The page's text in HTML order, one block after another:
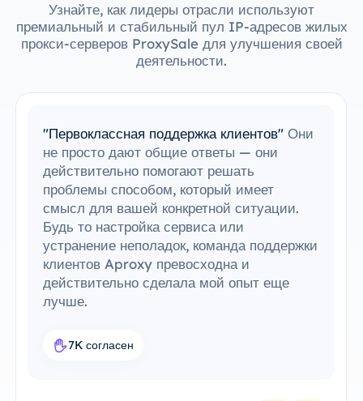
Узнайте, как лидеры отрасли используют
премиальный и стабильный пул IP-адресов жилых
прокси-серверов ProxySale для улучшения своей
деятельности.
"Простая интеграция с моими
инструментами"Мне удалось с легкостью
интегрировать ProxySale в мою
существующую настройку. Процесс
настройки был простым и интуитивно
понятным, и я смог все запустить без
каких-либо проблем. Совместимость
ProxySale с инструментами, которые я
уже использую, делает его невероятно
удобным и эффективным. Это идеальное
процесса.
7.6K согласен